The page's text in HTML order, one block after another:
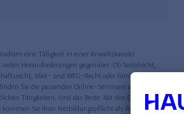
eine Tätigkeit in einer Anwaltskanzlei
Herausforderungen gegenüber. Ob Sozialrecht,
Miet- und WEG-Recht oder Familien- und
Sie die passenden Online-Seminare und Lern-
Tätigkeiten. Und das Beste: Mit den Online-
kommen Sie Ihrer Fortbildungspflicht als Rechtsanwalt